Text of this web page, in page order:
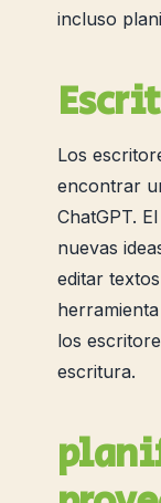
incluso
Los
encontrar
ChatGPT.
nuevas
editar
los
escritura.